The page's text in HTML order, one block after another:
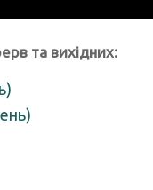
та вихідних: